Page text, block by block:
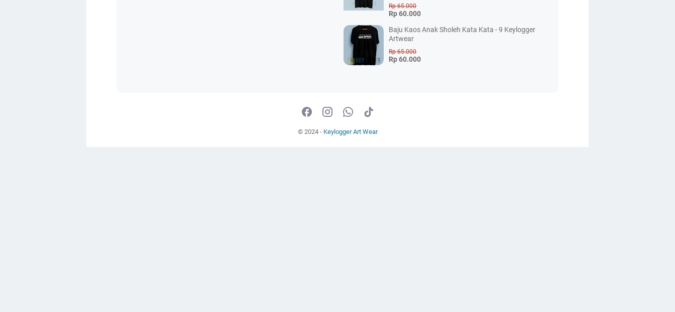
Rp 65.000
Rp 60.000
Baju Kaos Anak Sholeh Kata Kata - 9 Keylogger
Artwear
Rp 65.000
Rp 60.000
© 2024 - Keylogger Art Wear